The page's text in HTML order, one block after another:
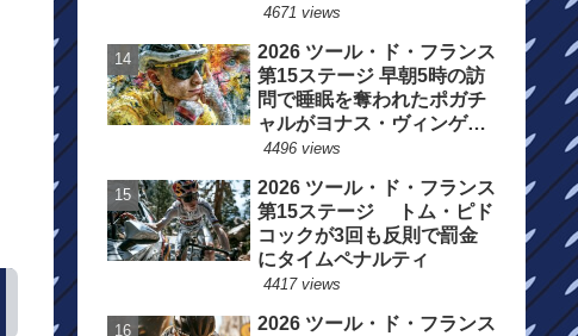
4671 views
2026 ツール・ド・フランス
第15ステージ 早朝5時の訪
問で睡眠を奪われたポガチ
ャルがヨナス・ヴィンゲゴ
ーの離脱を惜しむ
4496 views
2026 ツール・ド・フランス
第15ステージ トム・ピド
コックが3回も反則で罰金
にタイムペナルティ
4417 views
2026 ツール・ド・フランス